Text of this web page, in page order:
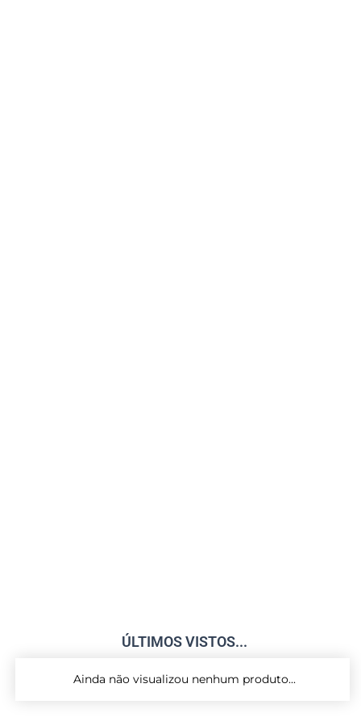
ÚLTIMOS VISTOS...
Ainda não visualizou nenhum produto...